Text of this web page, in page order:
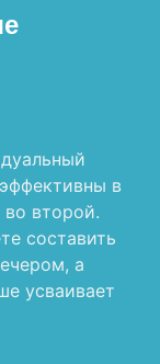
в
во второй.
составить
а
усваивает